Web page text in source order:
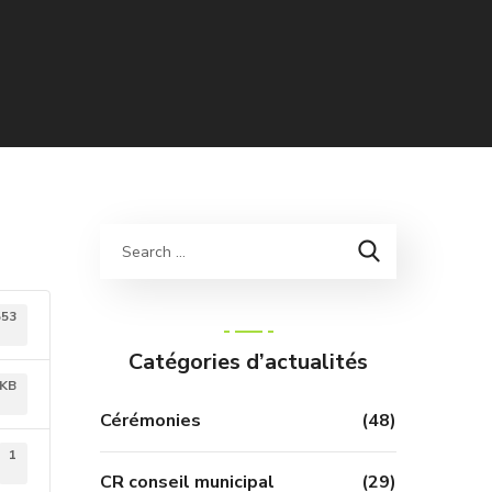
1
Catégories d’actualités
Cérémonies (48)
CR conseil municipal (29)